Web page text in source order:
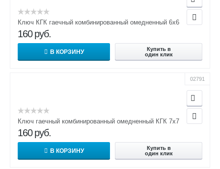
Ключ КГК гаечный комбинированный омедненный 6х6
160 руб.
В КОРЗИНУ
Купить в
один клик
02791
Ключ гаечный комбинированный омедненный КГК 7х7
160 руб.
В КОРЗИНУ
Купить в
один клик